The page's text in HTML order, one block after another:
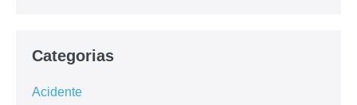
Categorias
Acidente